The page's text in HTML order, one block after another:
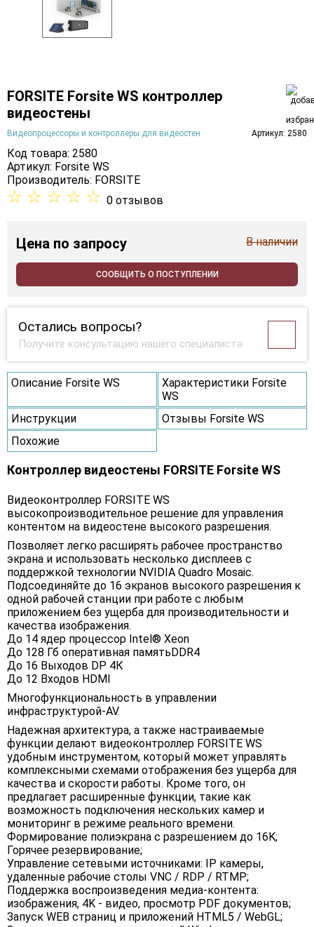
FORSITE Forsite WS контроллер
видеостены
Видеопроцессоры и контроллеры для видеостен Артикул: 2580
Код товара: 2580
Артикул: Forsite WS
Производитель: FORSITE
☆ ☆ ☆ ☆ ☆ 0 отзывов
Цена по запросу В наличии
СООБЩИТЬ О ПОСТУПЛЕНИИ
Остались вопросы?
Получите консультацию нашего специалиста
Описание Forsite WS
Характеристики Forsite
WS
Инструкции
Отзывы Forsite WS
Похожие
Контроллер видеостены FORSITE Forsite WS
Видеоконтроллер FORSITE WS
высокопроизводительное решение для управления
контентом на видеостене высокого разрешения.
Позволяет легко расширять рабочее пространство
экрана и использовать несколько дисплеев с
поддержкой технологии NVIDIA Quadro Mosaic.
Подсоединяйте до 16 экранов высокого разрешения к
одной рабочей станции при работе с любым
приложением без ущерба для производительности и
качества изображения.
До 14 ядер процессор Intel® Xeon
До 128 Гб оперативная памятьDDR4
До 16 Выходов DP 4К
До 12 Входов HDMI
Многофункциональность в управлении
инфраструктурой-AV.
Надежная архитектура, а также настраиваемые
функции делают видеоконтроллер FORSITE WS
удобным инструментом, который может управлять
комплексными схемами отображения без ущерба для
качества и скорости работы. Кроме того, он
предлагает расширенные функции, такие как
возможность подключения нескольких камер и
мониторинг в режиме реального времени.
Формирование полиэкрана с разрешением до 16K;
Горячее резервирование;
Управление сетевыми источниками: IP камеры,
удаленные рабочие столы VNC / RDP / RTMP;
Поддержка воспроизведения медиа-контента:
изображения, 4K - видео, просмотр PDF документов;
Запуск WEB страниц и приложений HTML5 / WebGL;